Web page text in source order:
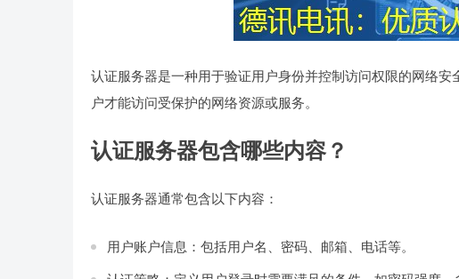
认证服务器是一种用于验证用户身份并控制访问权限的网络
户才能访问受保护的网络资源或服务。
认证服务器包含哪些内容？
认证服务器通常包含以下内容：
用户账户信息：包括用户名、密码、邮箱、电话等。